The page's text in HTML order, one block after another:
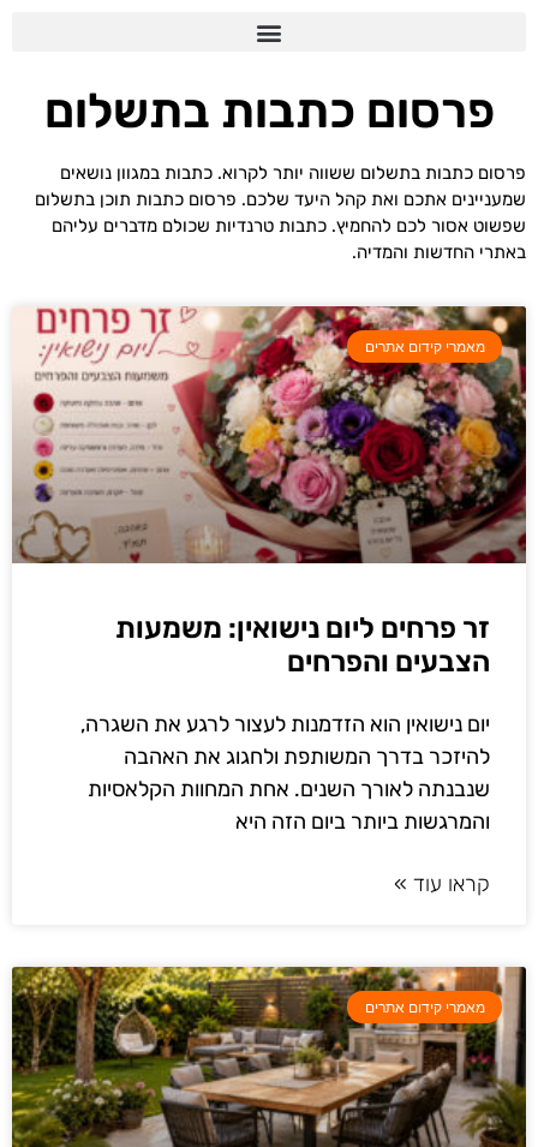
פרסום כתבות בתשלום
פרסום כתבות בתשלום ששווה יותר לקרוא. כתבות במגוון נושאים
שמעניינים אתכם ואת קהל היעד שלכם. פרסום כתבות תוכן בתשלום
שפשוט אסור לכם להחמיץ. כתבות טרנדיות שכולם מדברים עליהם
באתרי החדשות והמדיה.
מאמרי קידום אתרים
זר פרחים ליום נישואין: משמעות
הצבעים והפרחים
יום נישואין הוא הזדמנות לעצור לרגע את השגרה,
להיזכר בדרך המשותפת ולחגוג את האהבה
שנבנתה לאורך השנים. אחת המחוות הקלאסיות
והמרגשות ביותר ביום הזה היא
קראו עוד »
מאמרי קידום אתרים